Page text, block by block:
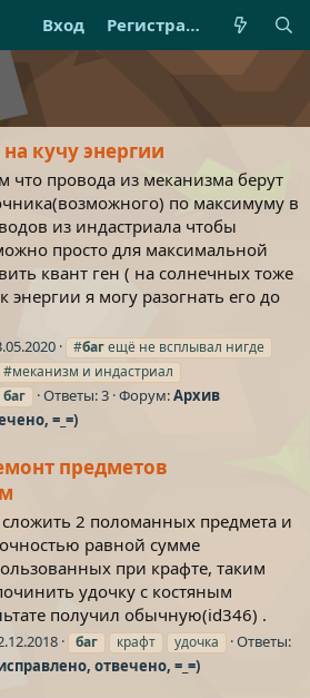
Вход Регистрация
на кучу энергии
что провода из меканизма берут
по максимуму в
из индастриала чтобы
просто для максимальной
квант ген ( на солнечных тоже
энергии я могу разогнать его до
#багещё не всплывал нигде
#меканизм и индастриал
баг Ответы: 3 Форум:Архив
=_=)
предметов
2 поломанных предмета и
равной сумме
при крафте, таким
удочку с костяным
получил обычную(id346) .
баг крафт удочка
Ответы:
отвечено, =_=)